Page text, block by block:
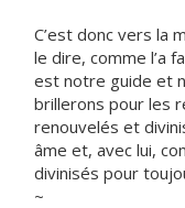
C’est donc vers la
le dire, comme l’a
est notre guide et
brillerons pour les
renouvelés et
âme et, avec lui,
divinisés pour
~